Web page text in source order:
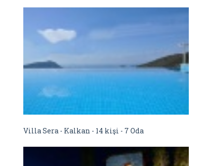
Villa Sera - Kalkan - 14 kişi - 7 Oda